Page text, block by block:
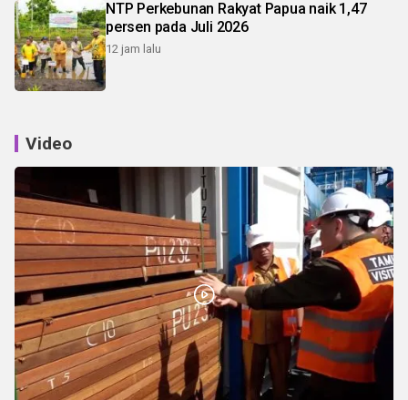
NTP Perkebunan Rakyat Papua naik 1,47
persen pada Juli 2026
12 jam lalu
Video